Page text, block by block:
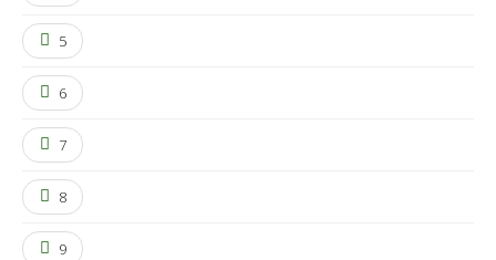
5
6
7
8
9